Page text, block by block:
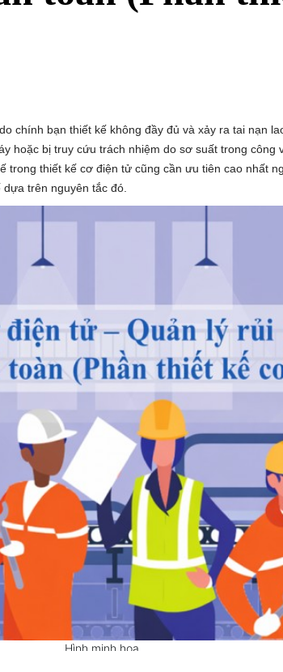
chính bạn thiết kế không đầy đủ và xảy ra tai nạn
hoặc bị truy cứu trách nhiệm do sơ suất trong công
trong thiết kế cơ điện tử cũng cần ưu tiên cao nhất
trên nguyên tắc đó.
Hình minh họa